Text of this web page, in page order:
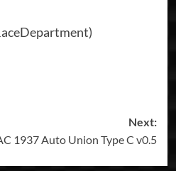
Next:
1937 Auto Union Type C v0.5